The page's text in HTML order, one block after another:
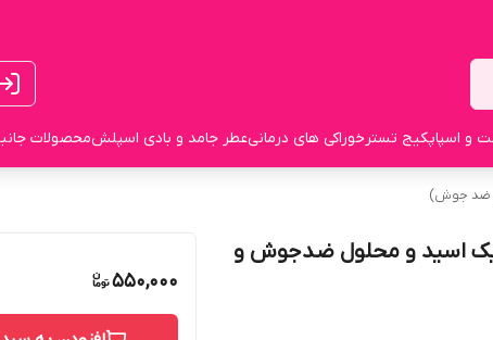
و اسپاپکیج تسترخوراکی های درمانیعطر جامد و بادی اسپلشمحصولات
ضد جوش)
اسید و محلول ضدجوش و
550,000